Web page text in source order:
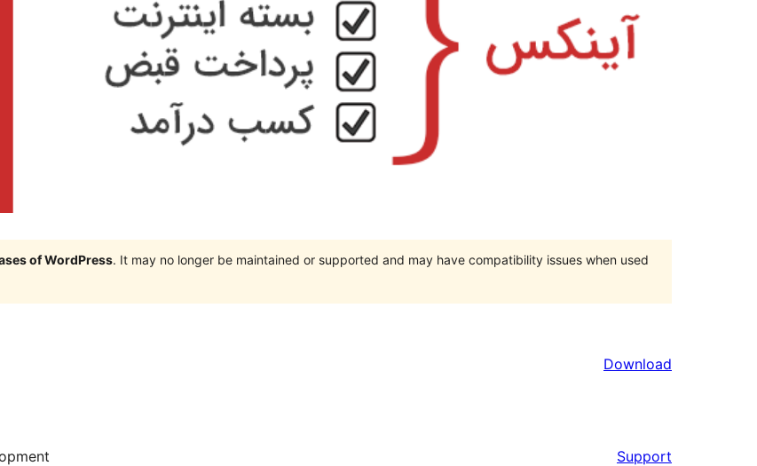
of WordPress. It may no longer be maintained or supported and may have compatibility issues when used
Download
Support